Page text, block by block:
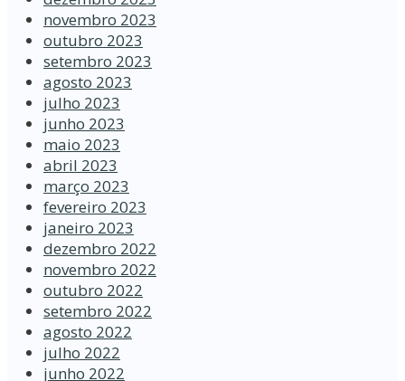
novembro 2023
outubro 2023
setembro 2023
agosto 2023
julho 2023
junho 2023
maio 2023
abril 2023
março 2023
fevereiro 2023
janeiro 2023
dezembro 2022
novembro 2022
outubro 2022
setembro 2022
agosto 2022
julho 2022
junho 2022